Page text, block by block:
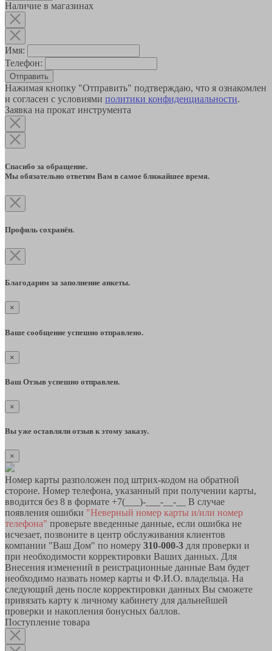
Наличие в магазинах
Имя:
Телефон:
Отправить
Нажимая кнопку "Отправить" подтверждаю, что я ознакомлен
и согласен с условиями политики конфиденциальности.
Заявка на прокат инструмента
Спасибо за обращение.
Мы обязательно ответим Вам в самое ближайшее время.
Профиль сохранён.
Благодарим за заполнение анкеты.
×
Ваше сообщение успешно отправлено.
×
Ваш Отзыв успешно отправлен.
×
Вы уже оставляли отзыв к этому заказу.
×
Номер карты разположен под штрих-кодом на обратной
стороне. Номер телефона, указанный при получении карты,
вводится без 8 в формате +7(___)-___-__-__ В случае
появления ошибки "Неверный номер карты и/или номер
телефона" проверьте введенные данные, если ошибка не
исчезает, позвоните в центр обслуживания клиентов
компании "Ваш Дом" по номеру 310-000-3 для проверки и
при необходимости корректировки Ваших данных. Для
Внесения изменений в реистрационные данные Вам будет
необходимо назвать номер карты и Ф.И.О. владельца. На
следующий день после корректировки данных Вы сможете
привязать карту к личному кабинету для дальнейшей
проверки и накопления бонусных баллов.
Поступление товара